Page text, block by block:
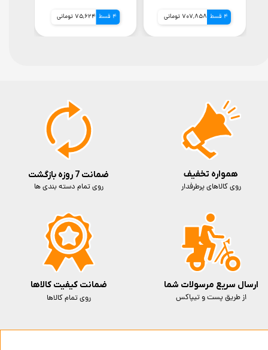
4 قسط 75,624 تومانی 4 قسط 707,858 تومانی
ضمانت 7 روزه بازگشت
روی تمام دسته بندی ها
ارسال سریع مرسولات شما
از طریق پست و تیپاکس
ضمانت کیفیت کالاها
روی تمام کالاها
همواره تخفیف
روی کالاهای پرطرفدار